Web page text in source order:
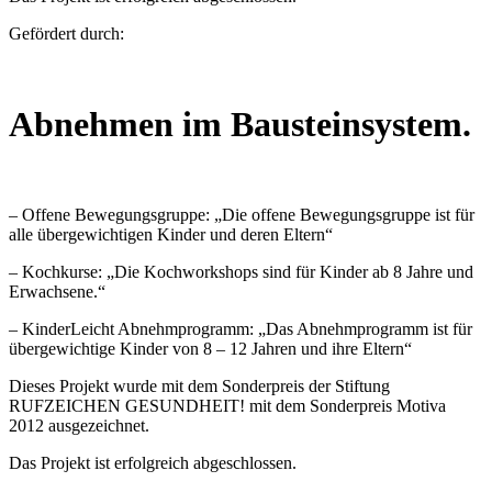
Gefördert durch:
Abnehmen im Bausteinsystem.
– Offene Bewegungsgruppe: „Die offene Bewegungsgruppe ist für
alle übergewichtigen Kinder und deren Eltern“
– Kochkurse: „Die Kochworkshops sind für Kinder ab 8 Jahre und
Erwachsene.“
– KinderLeicht Abnehmprogramm: „Das Abnehmprogramm ist für
übergewichtige Kinder von 8 – 12 Jahren und ihre Eltern“
Dieses Projekt wurde mit dem Sonderpreis der Stiftung
RUFZEICHEN GESUNDHEIT! mit dem Sonderpreis Motiva
2012 ausgezeichnet.
Das Projekt ist erfolgreich abgeschlossen.